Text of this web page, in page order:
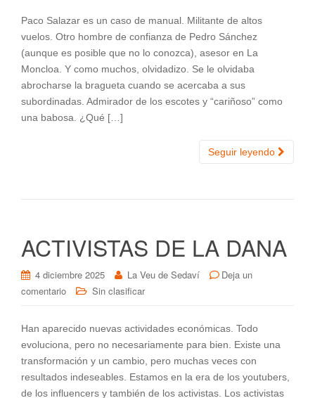
Paco Salazar es un caso de manual. Militante de altos
vuelos. Otro hombre de confianza de Pedro Sánchez
(aunque es posible que no lo conozca), asesor en La
Moncloa. Y como muchos, olvidadizo. Se le olvidaba
abrocharse la bragueta cuando se acercaba a sus
subordinadas. Admirador de los escotes y “cariñoso” como
una babosa. ¿Qué […]
Seguir leyendo
ACTIVISTAS DE LA DANA
4 diciembre 2025 La Veu de Sedaví
Deja un
comentario
Sin clasificar
Han aparecido nuevas actividades económicas. Todo
evoluciona, pero no necesariamente para bien. Existe una
transformación y un cambio, pero muchas veces con
resultados indeseables. Estamos en la era de los youtubers,
de los influencers y también de los activistas. Los activistas